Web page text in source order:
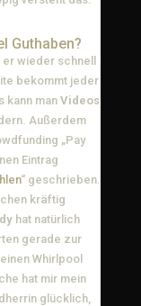
Guthaben?
wieder schnell
bekommt jeder
kann man Videos
Außerdem
„Pay
Eintrag
“ geschrieben.
kräftig
hat natürlich
gerade zur
Whirlpool
hat mir mein
glücklich,